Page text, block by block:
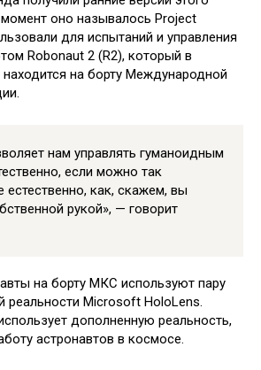
момент оно называлось Project
для испытаний и управления
Robonaut 2 (R2), который в
на борту Международной
нам управлять гуманоидным
если можно так
естественно, как, скажем, вы
рукой», — говорит
на борту МКС используют пару
реальности Microsoft HoloLens.
дополненную реальность,
астронавтов в космосе.